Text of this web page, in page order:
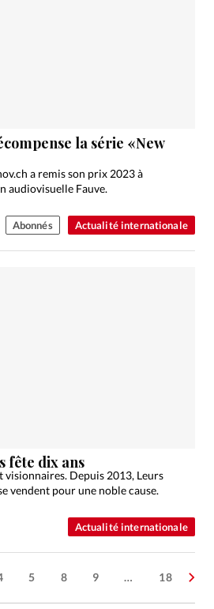
Actualité internationale
la série «New
a remis son prix 2023 à
audiovisuelle Fauve.
Abonnés
Actualité internationale
fête dix ans
visionnaires. Depuis 2013, Leurs
vendent pour une noble cause.
5 8 9 … 18